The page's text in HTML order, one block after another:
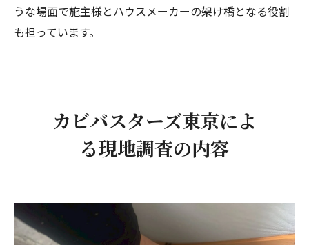
うな場面で施主様とハウスメーカーの架け橋となる役割
も担っています。
カビバスターズ東京によ
る現地調査の内容